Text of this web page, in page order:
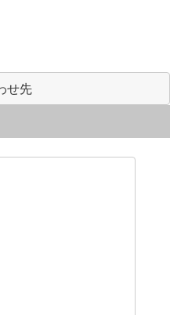
せ先